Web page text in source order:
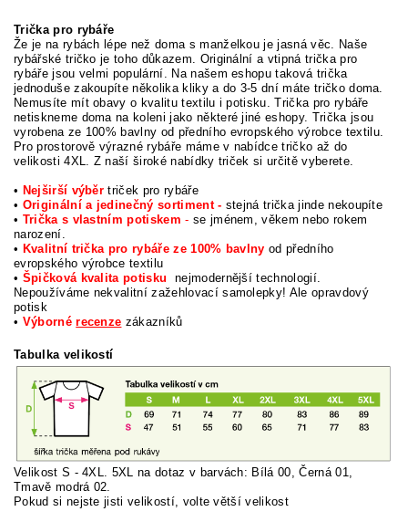
Trička pro rybáře
Že je na rybách lépe než doma s manželkou je jasná věc. Naše
rybářské tričko je toho důkazem. Originální a vtipná trička pro
rybáře jsou velmi populární. Na našem eshopu taková trička
jednoduše zakoupíte několika kliky a do 3-5 dní máte tričko doma.
Nemusíte mít obavy o kvalitu textilu i potisku. Trička pro rybáře
netiskneme doma na koleni jako některé jiné eshopy. Trička jsou
vyrobena ze 100% bavlny od předního evropského výrobce textilu.
Pro prostorově výrazné rybáře máme v nabídce tričko až do
velikosti 4XL. Z naší široké nabídky triček si určitě vyberete.
• Nejširší výběr triček pro rybáře
• Originální a jedinečný sortiment - stejná trička jinde nekoupíte
• Trička s vlastním potiskem- se jménem, věkem nebo rokem
narození.
• Kvalitní trička pro rybáře ze 100% bavlny od předního
evropského výrobce textilu
• Špičková kvalita potisku
nejmodernější technologií.
Nepoužíváme nekvalitní zažehlovací samolepky! Ale opravdový
potisk
• Výbornérecenze zákazníků
Tabulka velikostí
Velikost S - 4XL. 5XL na dotaz v barvách: Bílá 00, Černá 01,
Tmavě modrá 02.
Pokud si nejste jisti velikostí, volte větší velikost